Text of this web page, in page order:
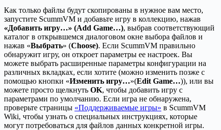
Как только файлы будут скопированы в нужное вам место,
запустите ScummVM и добавьте игру в коллекцию, нажав
«Добавить игру…» (Add Game…), выбрав соответствующий
каталог в открывшемся диалоговом окне выбора файлов и
нажав «Выбрать» (Choose). Если ScummVM правильно
обнаружит игру, он откроет параметры ее настроек. Вы
можете выбрать расширенные параметры конфигурации на
различных вкладках, если хотите (можно изменить позже с
помощью кнопки «Изменить игру…»(Edit Game…)), или вы
можете просто щелкнуть OK, чтобы добавить игру с
параметрами по умолчанию. Если игра не обнаружена,
проверьте страницы «Поддерживаемые игры» в ScummVM
Wiki, чтобы узнать о специальных инструкциях, которые
могут потребоваться для файлов данных конкретной игры.